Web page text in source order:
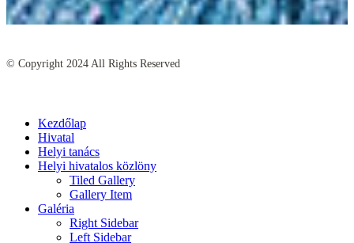
© Copyright 2024 All Rights Reserved
Kezdőlap
Hivatal
Helyi tanács
Helyi hivatalos közlöny
Tiled Gallery
Gallery Item
Galéria
Right Sidebar
Left Sidebar